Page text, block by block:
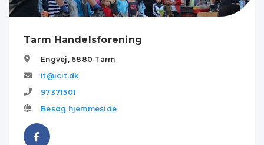
Tarm Handelsforening
Engvej, 6880 Tarm
it@icit.dk
97371501
Besøg hjemmeside